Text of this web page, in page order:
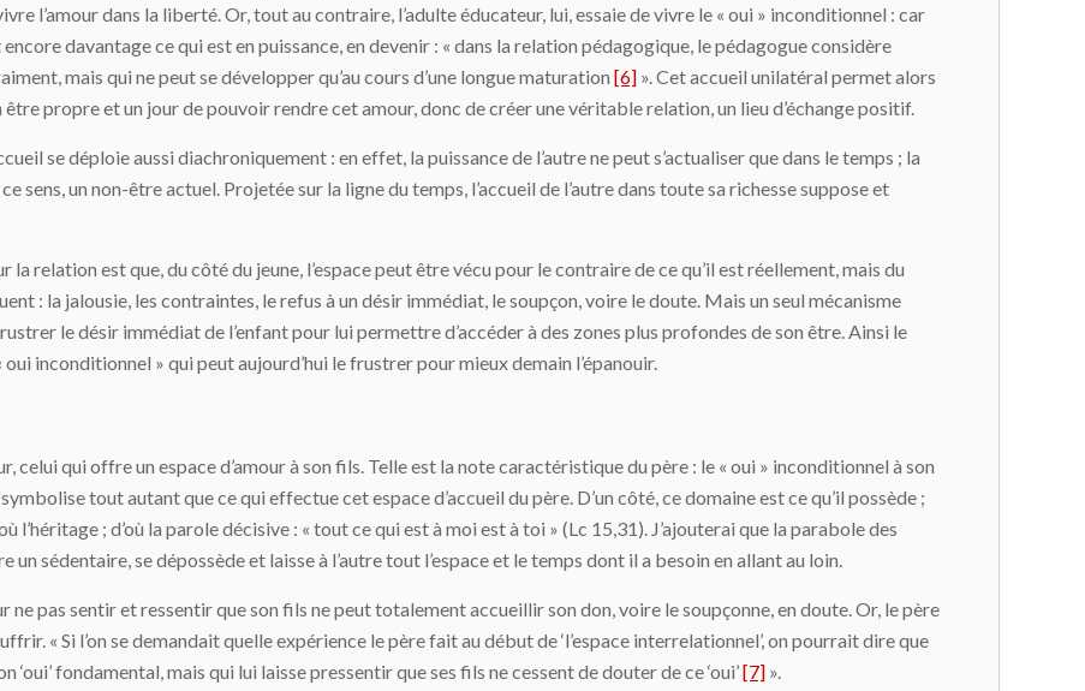
l’amour dans la liberté. Or, tout au contraire, l’adulte éducateur, lui, essaie de vivre le « oui » inconditionnel : car
encore davantage ce qui est en puissance, en devenir : « dans la relation pédagogique, le pédagogue considère
mais qui ne peut se développer qu’au cours d’une longue maturation [6] ». Cet accueil unilatéral permet alors
être propre et un jour de pouvoir rendre cet amour, donc de créer une véritable relation, un lieu d’échange positif.
se déploie aussi diachroniquement : en effet, la puissance de l’autre ne peut s’actualiser que dans le temps ; la
sens, un non-être actuel. Projetée sur la ligne du temps, l’accueil de l’autre dans toute sa richesse suppose et
relation est que, du côté du jeune, l’espace peut être vécu pour le contraire de ce qu’il est réellement, mais du
: la jalousie, les contraintes, le refus à un désir immédiat, le soupçon, voire le doute. Mais un seul mécanisme
le désir immédiat de l’enfant pour lui permettre d’accéder à des zones plus profondes de son être. Ainsi le
inconditionnel » qui peut aujourd’hui le frustrer pour mieux demain l’épanouir.
celui qui offre un espace d’amour à son fils. Telle est la note caractéristique du père : le « oui » inconditionnel à son
tout autant que ce qui effectue cet espace d’accueil du père. D’un côté, ce domaine est ce qu’il possède ;
l’héritage ; d’où la parole décisive : « tout ce qui est à moi est à toi » (Lc 15,31). J’ajouterai que la parabole des
sédentaire, se dépossède et laisse à l’autre tout l’espace et le temps dont il a besoin en allant au loin.
pas sentir et ressentir que son fils ne peut totalement accueillir son don, voire le soupçonne, en doute. Or, le père
« Si l’on se demandait quelle expérience le père fait au début de ‘l’espace interrelationnel’, on pourrait dire que
‘oui’ fondamental, mais qui lui laisse pressentir que ses fils ne cessent de douter de ce ‘oui’[7] ».